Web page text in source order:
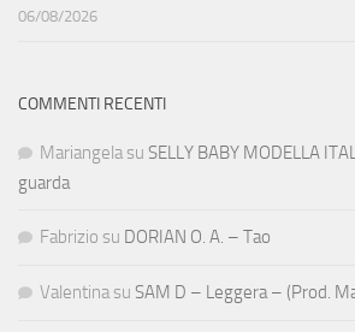
06/08/2026
COMMENTI RECENTI
Mariangela su SELLY BABY MODELLA
guarda
Fabrizio su DORIAN O. A. – Tao
Valentina su SAM D – Leggera – (Prod.